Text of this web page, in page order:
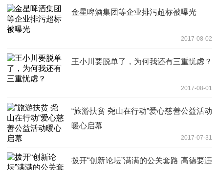
金星啤酒集团等企业排污超标被曝光
2017-08-02
王小川要脱单了，为何我还有三重忧虑？
2017-08-01
“旅游扶贫 尧山在行动”爱心慈善公益活动
暖心启幕
2017-07-31
拨开“创新论坛”满满的公关套路 高德要违